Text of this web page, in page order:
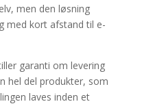
men den løsning
med kort afstand til e-
garanti om levering
hel del produkter, som
laves inden et